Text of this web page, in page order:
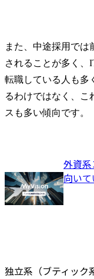
また、中途採用では
されることが多く、
転職している人も多
るわけではなく、こ
スも多い傾向です。
外資
向い
独立系（ブティック